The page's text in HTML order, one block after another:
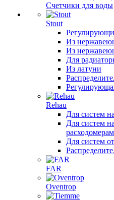
Счетчики для воды
Stout
Из
Из
Для
Из латуни
Rehau
Для систем
Для систем
Для систем
FAR
Oventrop